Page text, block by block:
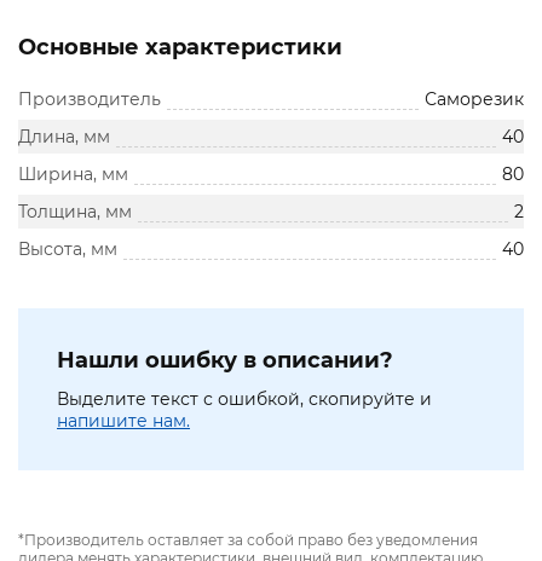
Основные характеристики
Производитель
Саморезик
Длина, мм
40
Ширина, мм
80
Толщина, мм
2
Высота, мм
40
Нашли ошибку в описании?
Выделите текст с ошибкой, скопируйте и
напишите нам.
*Производитель оставляет за собой право без уведомления